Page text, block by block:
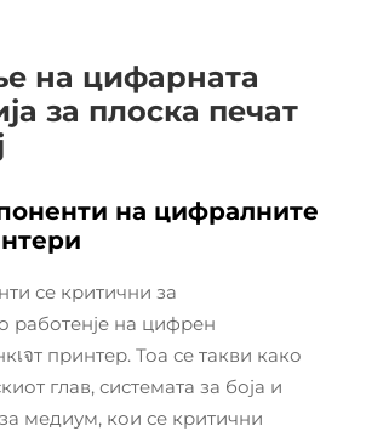
на цифарната
за плоска печат
на цифралните
се критични за
работенje на цифрен
จт принтер. Тоа се такви како
глав, системата за боја и
медиум, кои се критични